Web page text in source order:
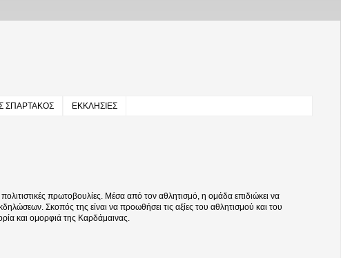
ΣΠΑΡΤΑΚΟΣ ΕΚΚΛΗΣΙΕΣ
πρωτοβουλίες. Μέσα από τον αθλητισμό, η ομάδα επιδιώκει να
Σκοπός της είναι να προωθήσει τις αξίες του αθλητισμού και του
και ομορφιά της Καρδάμαινας.